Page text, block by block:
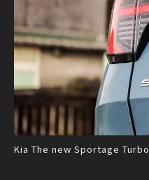
Kia The new Sportage